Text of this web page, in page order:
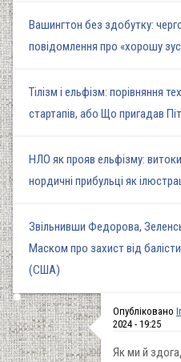
Вашингтон без здобутку:
повідомлення про «хорошу
Тілізм і ельфізм: порівняння
стартапів, або Що пригадав
НЛО як прояв ельфізму:
нордичні прибульці як
Звільнивши Федорова,
Маском про захист від
(США)
Опубліковано
2024 - 19:25
Як ми й